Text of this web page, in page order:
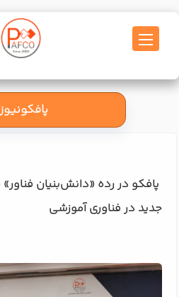
پافکونیوز
پافکو در رده «دانش‌بنیان
جدید در فناوری آموزشی